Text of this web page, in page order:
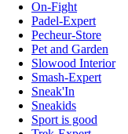
On-Fight
Padel-Expert
Pecheur-Store
Pet and Garden
Slowood Interior
Smash-Expert
Sneak'In
Sneakids
Sport is good